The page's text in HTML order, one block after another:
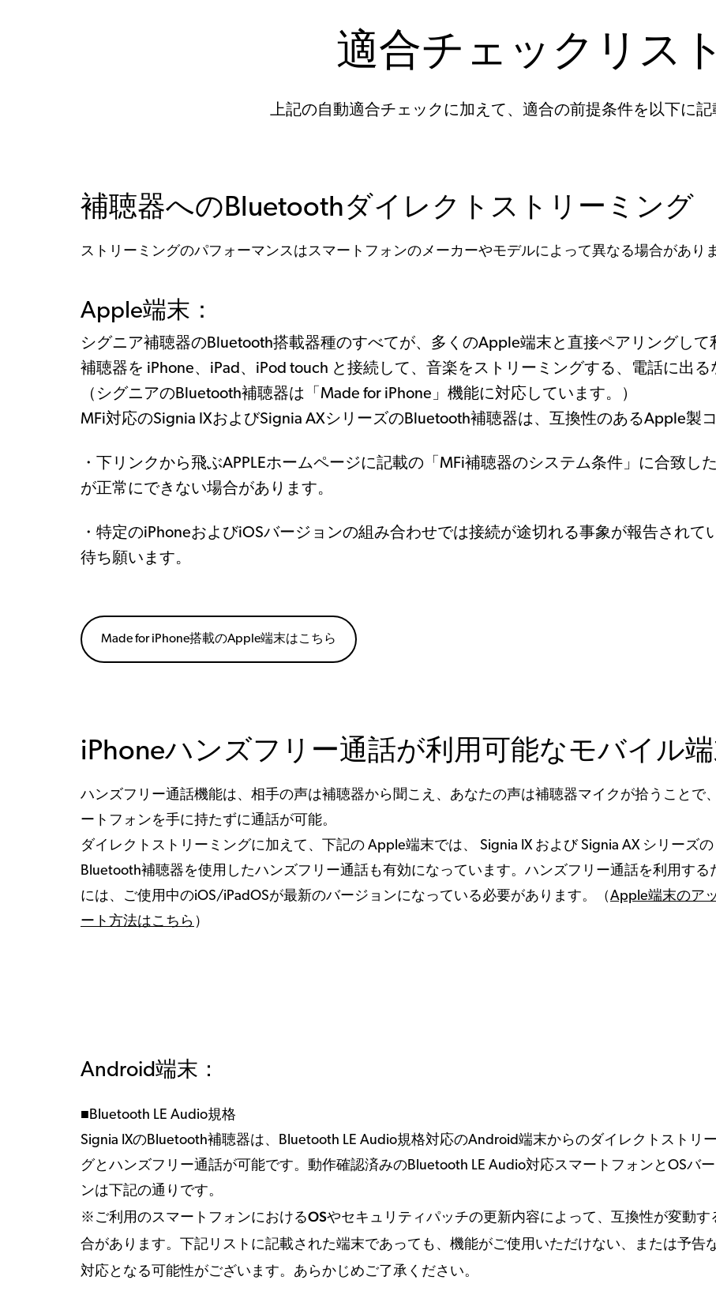
適合チェックリスト
上記の自動適合チェックに加えて、適合の前提条件を以下に記
補聴器へのBluetoothダイレクトストリーミング
ストリーミングのパフォーマンスはスマートフォンのメーカーやモデルによって異なる場合があり
Apple端末：
シグニア補聴器のBluetooth搭載器種のすべてが、多くのApple端末と直接ペアリングして
補聴器を iPhone、iPad、iPod touch と接続して、音楽をストリーミングする、電話に出る
（シグニアのBluetooth補聴器は「Made for iPhone」機能に対応しています。）
MFi対応のSignia IXおよびSignia AXシリーズのBluetooth補聴器は、互換性のあるApple製
・下リンクから飛ぶAPPLEホームページに記載の「MFi補聴器のシステム条件」に合致し
が正常にできない場合があります。
・特定のiPhoneおよびiOSバージョンの組み合わせでは接続が途切れる事象が報告されて
待ち願います。
Made for iPhone搭載のApple端末はこちら
iPhoneハンズフリー通話が利用可能なモバイル
ハンズフリー通話機能は、相手の声は補聴器から聞こえ、あなたの声は補聴器マイクが拾うことで
ートフォンを手に持たずに通話が可能。
ダイレクトストリーミングに加えて、下記の Apple端末では、 Signia IX および Signia AX シリーズの
Bluetooth補聴器を使用したハンズフリー通話も有効になっています。ハンズフリー通話を利用する
には、ご使用中のiOS/iPadOSが最新のバージョンになっている必要があります。（Apple端末のア
ート方法はこちら ）
Android端末：
■Bluetooth LE Audio規格
Signia IXのBluetooth補聴器は、Bluetooth LE Audio規格対応のAndroid端末からのダイレクトストリ
グとハンズフリー通話が可能です。動作確認済みのBluetooth LE Audio対応スマートフォンとOSバー
ンは下記の通りです。
※ご利用のスマートフォンにおけるOSやセキュリティパッチの更新内容によって、互換性が変動す
合があります。下記リストに記載された端末であっても、機能がご使用いただけない、または予告
対応となる可能性がございます。あらかじめご了承ください。